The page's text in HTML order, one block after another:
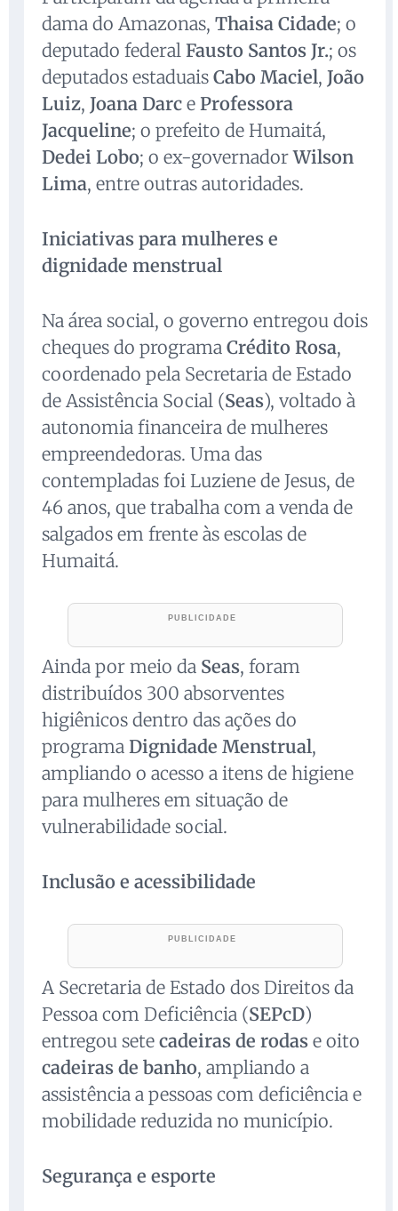
dama do Amazonas, Thaisa Cidade; o
deputado federal Fausto Santos Jr.; os
deputados estaduais Cabo Maciel, João
Luiz, Joana Darc e Professora
Jacqueline; o prefeito de Humaitá,
Dedei Lobo; o ex-governadorWilson
Lima, entre outras autoridades.
Iniciativas para mulheres e
dignidade menstrual
Na área social, o governo entregou dois
cheques do programa Crédito Rosa,
coordenado pela Secretaria de Estado
de Assistência Social (Seas), voltado à
autonomia financeira de mulheres
empreendedoras. Uma das
contempladas foi Luziene de Jesus, de
46 anos, que trabalha com a venda de
salgados em frente às escolas de
Humaitá.
Ainda por meio da Seas, foram
distribuídos 300 absorventes
higiênicos dentro das ações do
programa Dignidade Menstrual,
ampliando o acesso a itens de higiene
para mulheres em situação de
vulnerabilidade social.
Inclusão e acessibilidade
A Secretaria de Estado dos Direitos da
Pessoa com Deficiência (SEPcD)
entregou sete cadeiras de rodas e oito
cadeiras de banho, ampliando a
assistência a pessoas com deficiência e
mobilidade reduzida no município.
Segurança e esporte